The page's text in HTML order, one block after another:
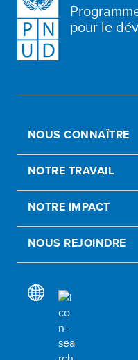
pour le
NOUS CONNAÎTRE
NOTRE TRAVAIL
NOTRE IMPACT
NOUS REJOINDRE